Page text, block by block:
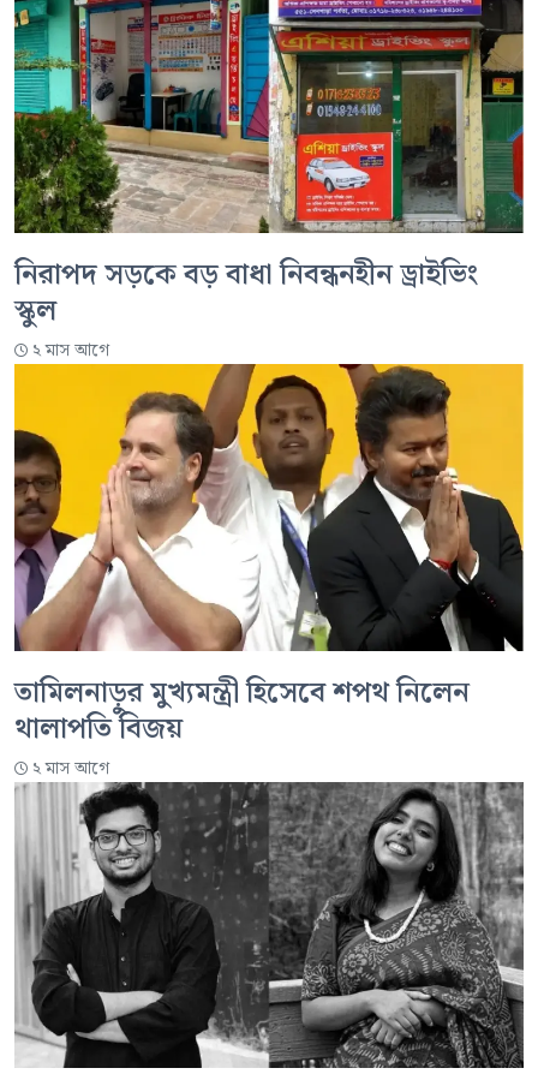
নিরাপদ সড়কে বড় বাধা নিবন্ধনহীন ড্রাইভিং
স্কুল
২ মাস আগে
তামিলনাড়ুর মুখ্যমন্ত্রী হিসেবে শপথ নিলেন
থালাপতি বিজয়
২ মাস আগে